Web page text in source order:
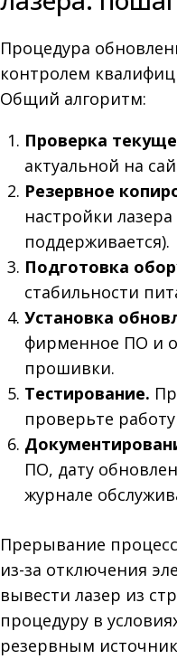
Процедура
контролем
Общий алгоритм:
Проверка
актуальной на
Резервное
настройки
поддерживается).
Подготовка
стабильности
Установка
фирменное ПО и
прошивки.
Тестирование.
проверьте
ПО, дату
журнале
Прерывание
из-за отключения
вывести лазер из
процедуру в
резервным